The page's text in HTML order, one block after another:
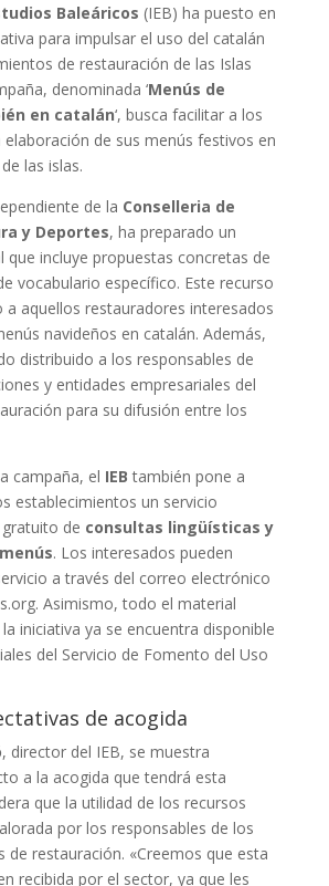
Baleáricos (IEB) ha puesto en
para impulsar el uso del catalán
de restauración de las Islas
denominada ‘Menús de
en catalán‘, busca facilitar a los
de sus menús festivos en
las islas.
de la Conselleria de
y Deportes, ha preparado un
que incluye propuestas concretas de
vocabulario específico. Este recurso
a aquellos restauradores interesados
navideños en catalán. Además,
distribuido a los responsables de
y entidades empresariales del
para su difusión entre los
campaña, el IEB también pone a
establecimientos un servicio
de consultas lingüísticas y
. Los interesados pueden
a través del correo electrónico
Asimismo, todo el material
iniciativa ya se encuentra disponible
del Servicio de Fomento del Uso
de acogida
, director del IEB, se muestra
a la acogida que tendrá esta
que la utilidad de los recursos
por los responsables de los
de restauración. «Creemos que esta
recibida por el sector, ya que les